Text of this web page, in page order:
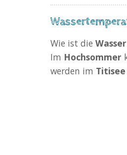
Wie ist die
Im Hochsommer
werden im